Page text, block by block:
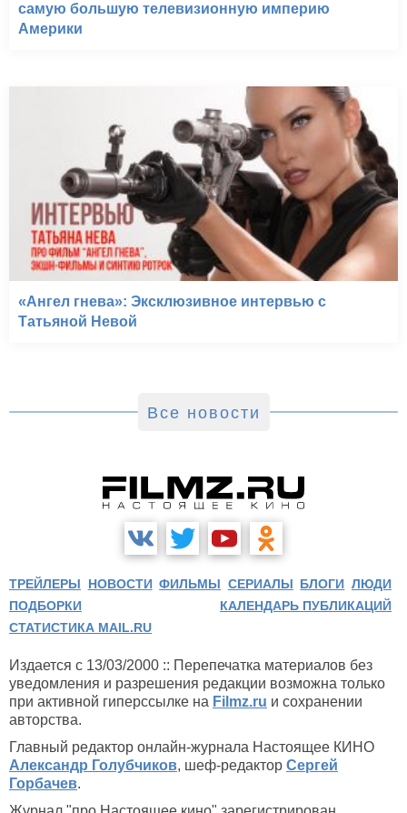
самую большую телевизионную империю
Америки
«Ангел гнева»: Эксклюзивное интервью с
Татьяной Невой
Все новости
ТРЕЙЛЕРЫ НОВОСТИ ФИЛЬМЫ СЕРИАЛЫ БЛОГИ ЛЮДИ
ПОДБОРКИ
КАЛЕНДАРЬ ПУБЛИКАЦИЙ
СТАТИСТИКА MAIL.RU
Издается с 13/03/2000 :: Перепечатка материалов без
уведомления и разрешения редакции возможна только
при активной гиперссылке на Filmz.ru и сохранении
авторства.
Главный редактор онлайн-журнала Настоящее КИНО
Александр Голубчиков, шеф-редактор Сергей
Горбачев.